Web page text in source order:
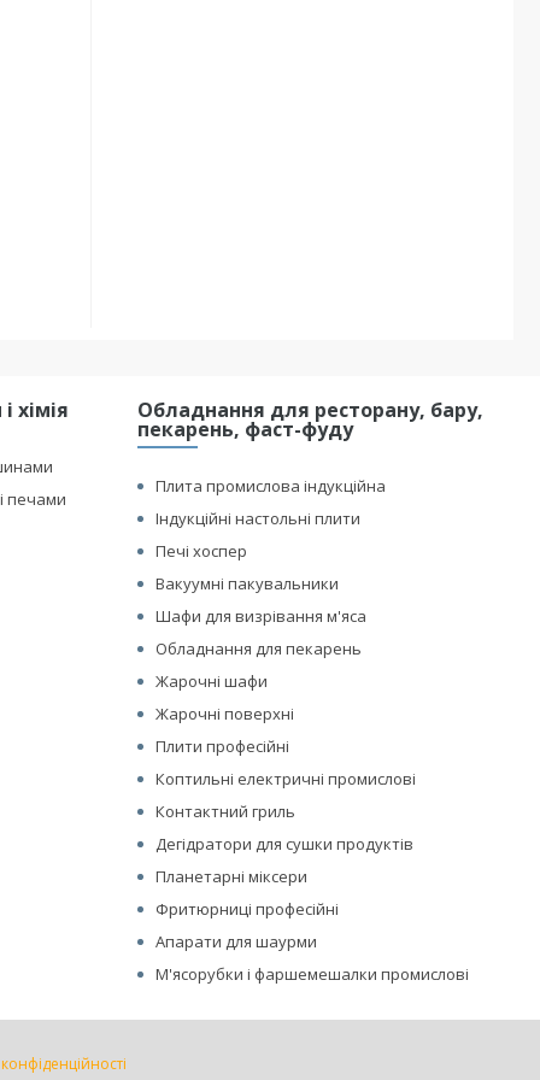
хімія
печами
Обладнання для ресторану, бару,
пекарень, фаст-фуду
Плита промислова індукційна
Індукційні настольні плити
Печі хоспер
Вакуумні пакувальники
Шафи для визрівання м'яса
Обладнання для пекарень
Жарочні шафи
Жарочні поверхні
Плити професійні
Коптильні електричні промислові
Контактний гриль
Дегідратори для сушки продуктів
Планетарні міксери
Фритюрниці професійні
Апарати для шаурми
М'ясорубки і фаршемешалки промислові